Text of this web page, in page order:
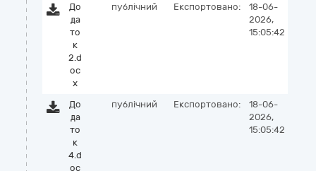
До
да
то
к
2.d
oc
x
публічний Експортовано:
18-06-
2026,
15:05:42
До
да
то
к
4.d
oc
публічний Експортовано:
18-06-
2026,
15:05:42